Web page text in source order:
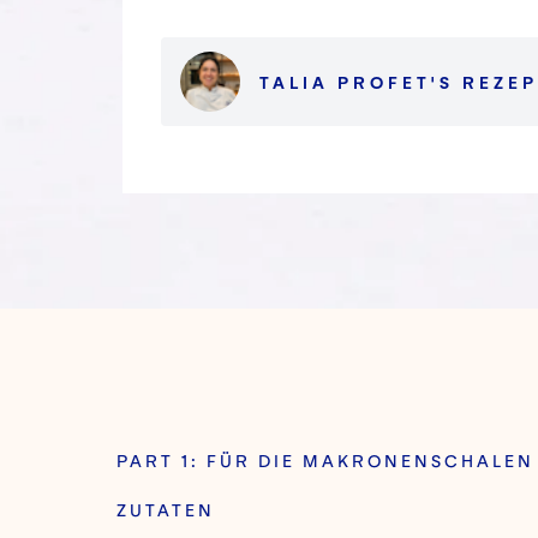
TALIA PROFET 'S
PART 1: FÜR DIE MAKRONENSCHALEN
ZUTATEN